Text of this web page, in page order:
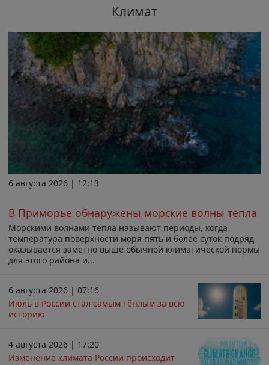
Климат
6 августа 2026 | 12:13
В Приморье обнаружены морские волны тепла
Морскими волнами тепла называют периоды, когда
температура поверхности моря пять и более суток подряд
оказывается заметно выше обычной климатической нормы
для этого района и...
6 августа 2026 | 07:16
Июль в России стал самым тёплым за всю
историю
4 августа 2026 | 17:20
Изменение климата России происходит